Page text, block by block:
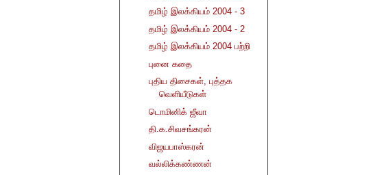
தமிழ் இலக்கியம் 2004 - 3
தமிழ் இலக்கியம் 2004 - 2
தமிழ் இலக்கியம் 2004 பற்றி
புனை கதை
புதிய திசைகள், புத்தக
வெளியீடுகள்
டொமினிக் ஜீவா
தி.க.சிவசங்கரன்
விஜயபாஸ்கரன்
வல்லிக்கண்ணன்